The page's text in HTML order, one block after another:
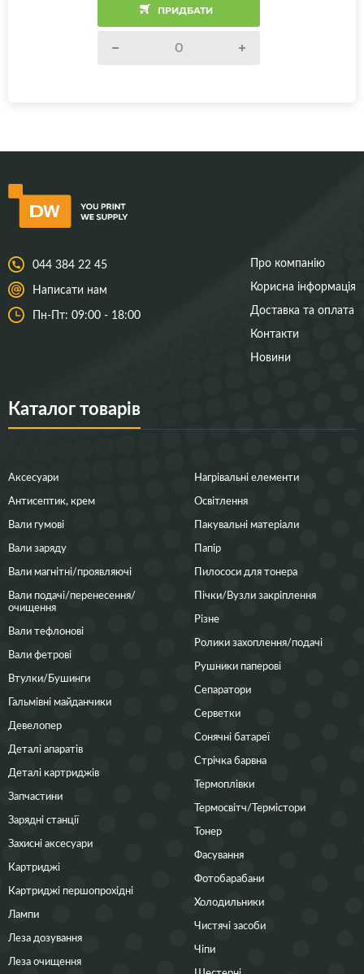
ПРИДБАТИ
044 384 22 45
Написати нам
Пн-Пт: 09:00 - 18:00
Про компанію
Корисна інформація
Доставка та оплата
Контакти
Новини
Каталог товарів
Аксесуари
Антисептик, крем
Вали гумові
Вали заряду
Вали магнітні/проявляючі
Вали подачі/перенесення/
очищення
Вали тефлонові
Вали фетрові
Втулки/Бушинги
Гальмівні майданчики
Девелопер
Деталі апаратів
Деталі картриджів
Запчастини
Зарядні станції
Захисні аксесуари
Картриджі
Картриджі першопрохідні
Лампи
Леза дозування
Леза очищення
Нагрівальні елементи
Освітлення
Пакувальні матеріали
Папір
Пилососи для тонера
Пічки/Вузли закріплення
Різне
Ролики захоплення/подачі
Рушники паперові
Сепаратори
Серветки
Сонячні батареї
Стрічка барвна
Термоплівки
Термосвітч/Термістори
Тонер
Фасування
Фотобарабани
Холодильники
Чистячі засоби
Чіпи